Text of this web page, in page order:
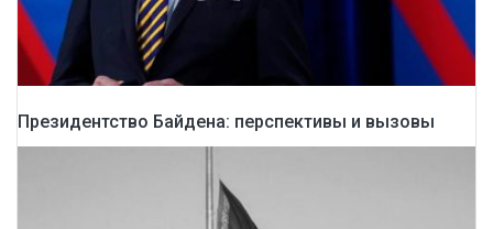
Президентство Байдена: перспективы и вызовы